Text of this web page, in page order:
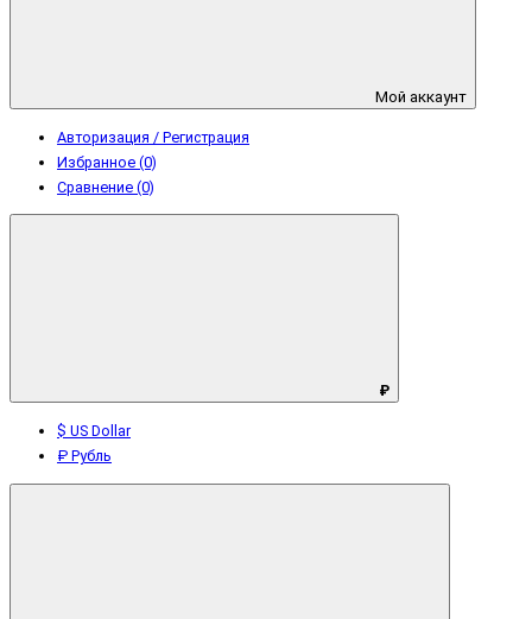
Мой аккаунт
Авторизация / Регистрация
Избранное (0)
Сравнение (0)
₽
$ US Dollar
₽ Рубль